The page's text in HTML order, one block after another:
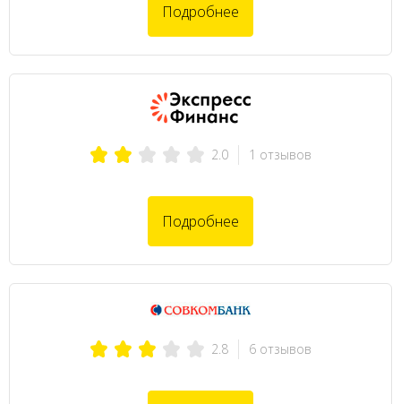
Подробнее
2.0 1 отзывов
Подробнее
2.8 6 отзывов